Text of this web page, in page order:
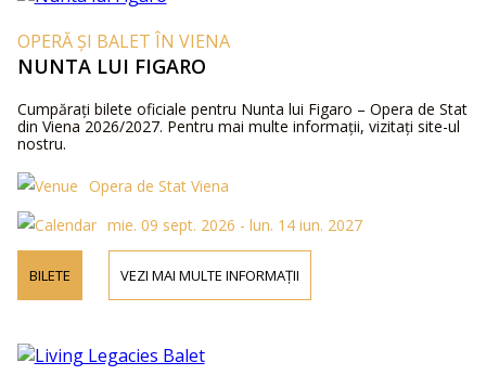
OPERĂ ȘI BALET ÎN VIENA
NUNTA LUI FIGARO
Cumpărați bilete oficiale pentru Nunta lui Figaro – Opera de Stat
din Viena 2026/2027. Pentru mai multe informații, vizitați site-ul
nostru.
Opera de Stat Viena
mie. 09 sept. 2026 - lun. 14 iun. 2027
BILETE VEZI MAI MULTE INFORMAȚII